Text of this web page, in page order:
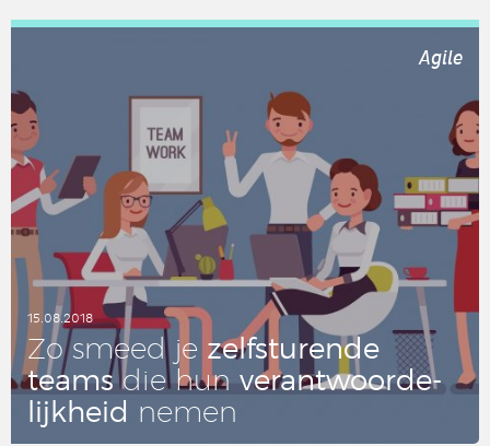
LEES DIT ARTIKEL
Agile
15.08.2018
Zo smeed je zelf­stu­ren­de
teamsdie hun ver­ant­woor­de­
lijk­heid nemen